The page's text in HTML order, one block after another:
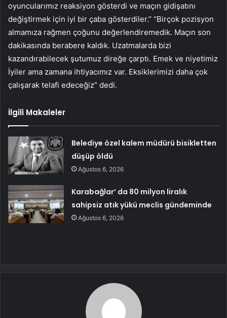
oyuncularımız reaksiyon gösterdi ve maçın gidişatını
değiştirmek için iyi bir çaba gösterdiler.” “Birçok pozisyon
almamıza rağmen çoğunu değerlendiremedik. Maçın son
dakikasında berabere kaldık. Uzatmalarda bizi
kazandırabilecek şutumuz direğe çarptı. Emek ve niyetimiz
İyiler ama zamana ihtiyacımız var. Eksiklerimizi daha çok
çalışarak telafi edeceğiz” dedi.
İlgili Makaleler
Belediye özel kalem müdürü bisikletten
düşüp öldü
Ağustos 6, 2026
Karabağlar’ da 80 milyon liralık
sahipsiz atık yükü meclis gündeminde
Ağustos 6, 2026